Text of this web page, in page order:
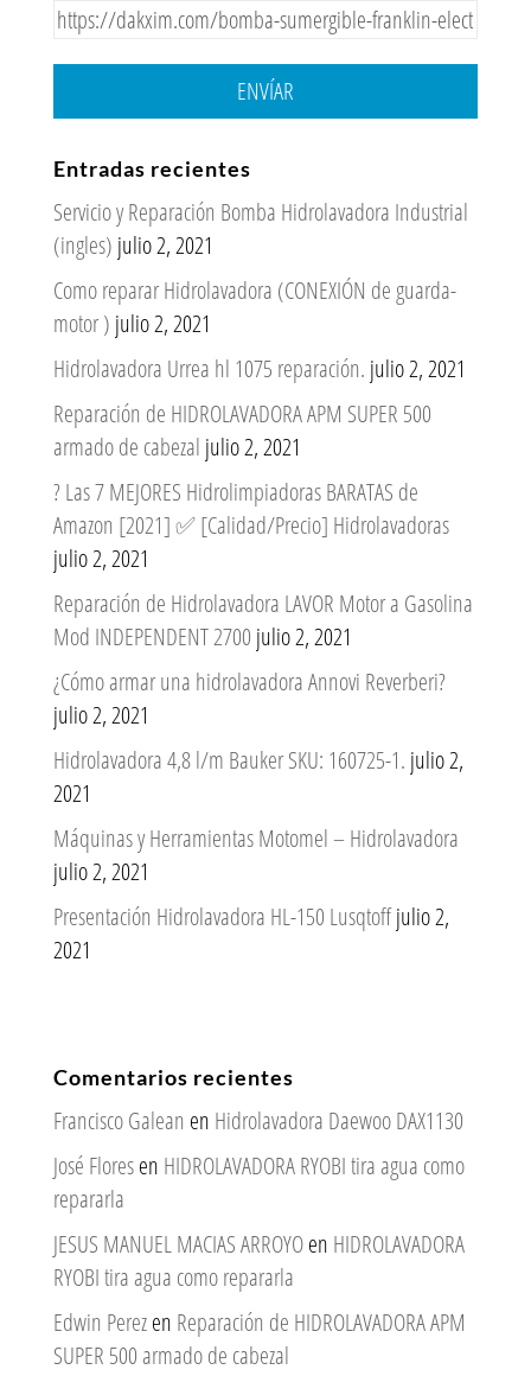
ENVÍAR
Entradas recientes
Servicio y Reparación Bomba Hidrolavadora Industrial
(ingles) julio 2, 2021
Como reparar Hidrolavadora (CONEXIÓN de guarda-
motor ) julio 2, 2021
Hidrolavadora Urrea hl 1075 reparación. julio 2, 2021
Reparación de HIDROLAVADORA APM SUPER 500
armado de cabezal julio 2, 2021
? Las 7 MEJORES Hidrolimpiadoras BARATAS de
Amazon [2021] ✅ [Calidad/Precio] Hidrolavadoras
julio 2, 2021
Reparación de Hidrolavadora LAVOR Motor a Gasolina
Mod INDEPENDENT 2700 julio 2, 2021
¿Cómo armar una hidrolavadora Annovi Reverberi?
julio 2, 2021
Hidrolavadora 4,8 l/m Bauker SKU: 160725-1. julio 2,
2021
Máquinas y Herramientas Motomel – Hidrolavadora
julio 2, 2021
Presentación Hidrolavadora HL-150 Lusqtoffjulio 2,
2021
Comentarios recientes
Francisco Galean en Hidrolavadora Daewoo DAX1130
José Floresen HIDROLAVADORA RYOBI tira agua como
repararla
JESUS MANUEL MACIAS ARROYOen HIDROLAVADORA
RYOBI tira agua como repararla
Edwin Perezen Reparación de HIDROLAVADORA APM
SUPER 500 armado de cabezal